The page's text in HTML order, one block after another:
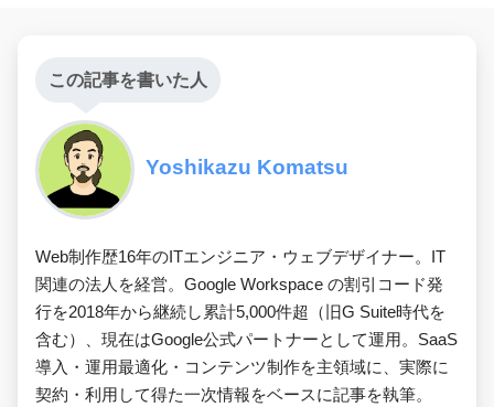
この記事を書いた人
Yoshikazu Komatsu
Web制作歴16年のITエンジニア・ウェブデザイナー。IT
関連の法人を経営。Google Workspace の割引コード発
行を2018年から継続し累計5,000件超（旧G Suite時代を
含む）、現在はGoogle公式パートナーとして運用。SaaS
導入・運用最適化・コンテンツ制作を主領域に、実際に
契約・利用して得た一次情報をベースに記事を執筆。